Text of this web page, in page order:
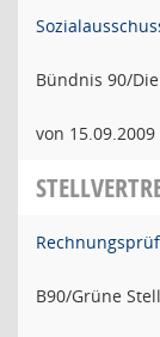
Bündnis 90/
von
B90/Grüne